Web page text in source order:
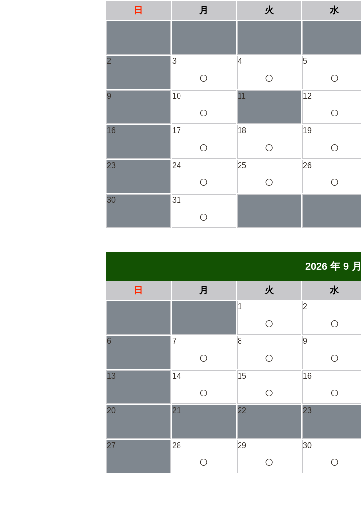
日 月 火 水
2 3
○
4
○
5
○
9 10
○
11 12
○
16 17
○
18
○
19
○
23 24
○
25
○
26
○
30 31
○
2026 年 9 月
日 月 火 水
1
○
2
○
6 7
○
8
○
9
○
13 14
○
15
○
16
○
20 21 22 23
27 28
○
29
○
30
○